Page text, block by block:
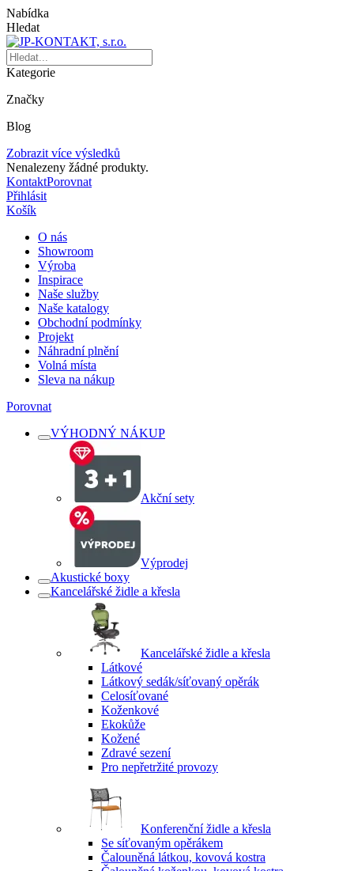
Nabídka
Hledat
Kategorie
Značky
Blog
Zobrazit více výsledků
Nenalezeny žádné produkty.
KontaktPorovnat
Přihlásit
Košík
O nás
Showroom
Výroba
Inspirace
Naše služby
Naše katalogy
Obchodní podmínky
Projekt
Náhradní plnění
Volná místa
Sleva na nákup
Porovnat
VÝHODNÝ NÁKUP
Akční sety
Výprodej
Akustické boxy
Kancelářské židle a křesla
Kancelářské židle a křesla
Látkové
Látkový sedák/síťovaný opěrák
Celosíťované
Koženkové
Ekokůže
Kožené
Zdravé sezení
Pro nepřetržité provozy
Konferenční židle a křesla
Se síťovaným opěrákem
Čalouněná látkou, kovová kostra